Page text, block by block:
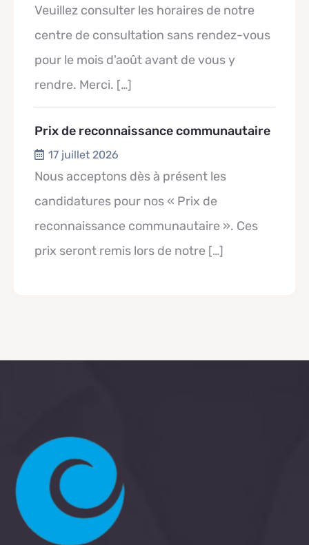
Veuillez consulter les horaires de notre
centre de consultation sans rendez-vous
pour le mois d'août avant de vous y
rendre. Merci. […]
Prix de reconnaissance communautaire
17 juillet 2026
Nous acceptons dès à présent les
candidatures pour nos « Prix de
reconnaissance communautaire ». Ces
prix seront remis lors de notre […]